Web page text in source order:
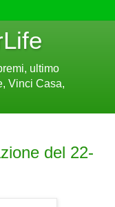
ultimo
Vinci Casa,
del 22-